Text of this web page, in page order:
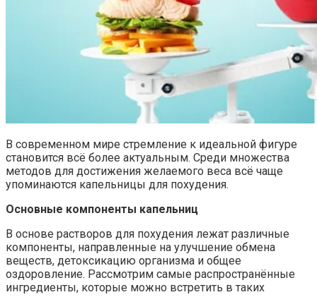
В современном мире стремление к идеальной фигуре
становится всё более актуальным. Среди множества
методов для достижения желаемого веса всё чаще
упоминаются капельницы для похудения.
Основные компоненты капельниц
В основе растворов для похудения лежат различные
компоненты, направленные на улучшение обмена
веществ, детоксикацию организма и общее
оздоровление. Рассмотрим самые распространённые
ингредиенты, которые можно встретить в таких